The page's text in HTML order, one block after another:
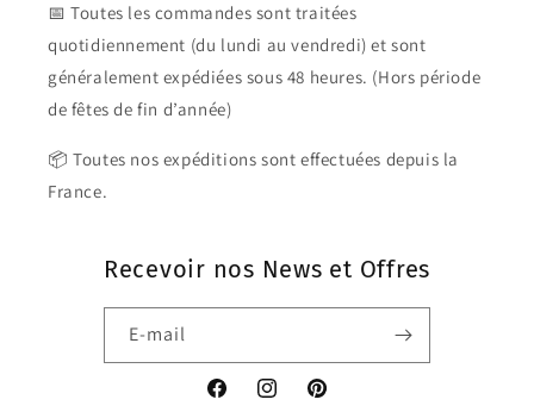
📅 Toutes les commandes sont traitées
quotidiennement (du lundi au vendredi) et sont
généralement expédiées sous 48 heures. (Hors période
de fêtes de fin d’année)
📦 Toutes nos expéditions sont effectuées depuis la
France.
Recevoir nos News et Offres
E-mail
FacebookInstagramPinterest